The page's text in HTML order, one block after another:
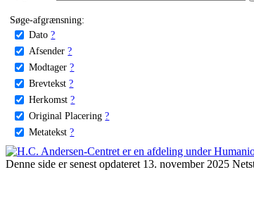
Søge-afgrænsning:
Dato ?
Afsender ?
Modtager ?
Brevtekst ?
Herkomst ?
Original Placering ?
Metatekst ?
Denne side er senest opdateret 13. november 2025